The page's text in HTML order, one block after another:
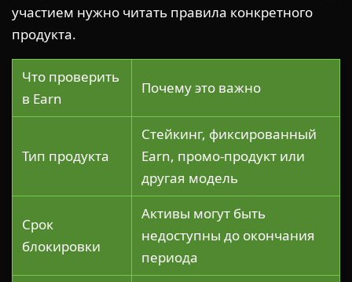
участием нужно читать правила конкретного
продукта.
Что проверить
в Earn
Почему это важно
Тип продукта
Стейкинг, фиксированный
Earn, промо-продукт или
другая модель
Срок
блокировки
Активы могут быть
недоступны до окончания
периода